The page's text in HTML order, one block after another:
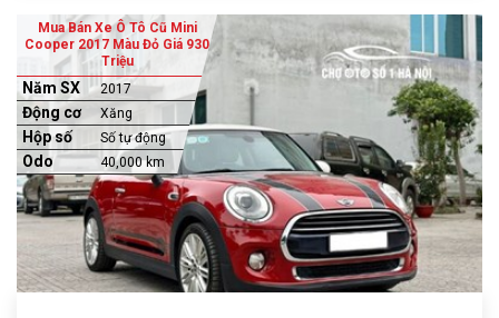
Mua Bán Xe Ô Tô Cũ Mini
Cooper 2017 Màu Đỏ Giá 930
Triệu
Năm SX 2017
Động cơ Xăng
Hộp số Số tự động
Odo 40,000 km